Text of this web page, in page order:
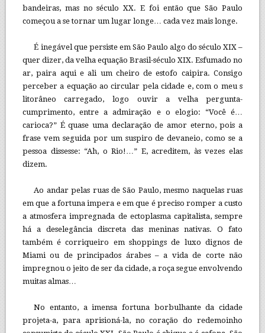
bandeiras, mas no século XX. E foi então que São Paulo
começou a se tornar um lugar longe… cada vez mais longe.
É inegável que persiste em São Paulo algo do século XIX –
quer dizer, da velha equação Brasil-século XIX. Esfumado no
ar, paira aqui e ali um cheiro de estofo caipira. Consigo
perceber a equação ao circular pela cidade e, com o meu s
litorâneo carregado, logo ouvir a velha pergunta-
cumprimento, entre a admiração e o elogio: “Você é…
carioca?” É quase uma declaração de amor eterno, pois a
frase vem seguida por um suspiro de devaneio, como se a
pessoa dissesse: “Ah, o Rio!…” E, acreditem, às vezes elas
dizem.
Ao andar pelas ruas de São Paulo, mesmo naquelas ruas
em que a fortuna impera e em que é preciso romper a custo
a atmosfera impregnada de ectoplasma capitalista, sempre
há a deselegância discreta das meninas nativas. O fato
também é corriqueiro em shoppings de luxo dignos de
Miami ou de principados árabes – a vida de corte não
impregnou o jeito de ser da cidade, a roça segue envolvendo
muitas almas…
No entanto, a imensa fortuna borbulhante da cidade
projeta-a, para aprisioná-la, no coração do redemoinho